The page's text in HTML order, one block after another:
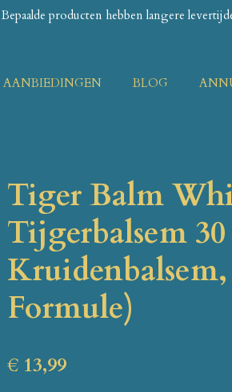
Bepaalde producten hebben langere
AANBIEDINGEN BLOG
Tiger Balm
Tijgerbalsem
Kruidenbalsem,
Formule)
€ 13,99